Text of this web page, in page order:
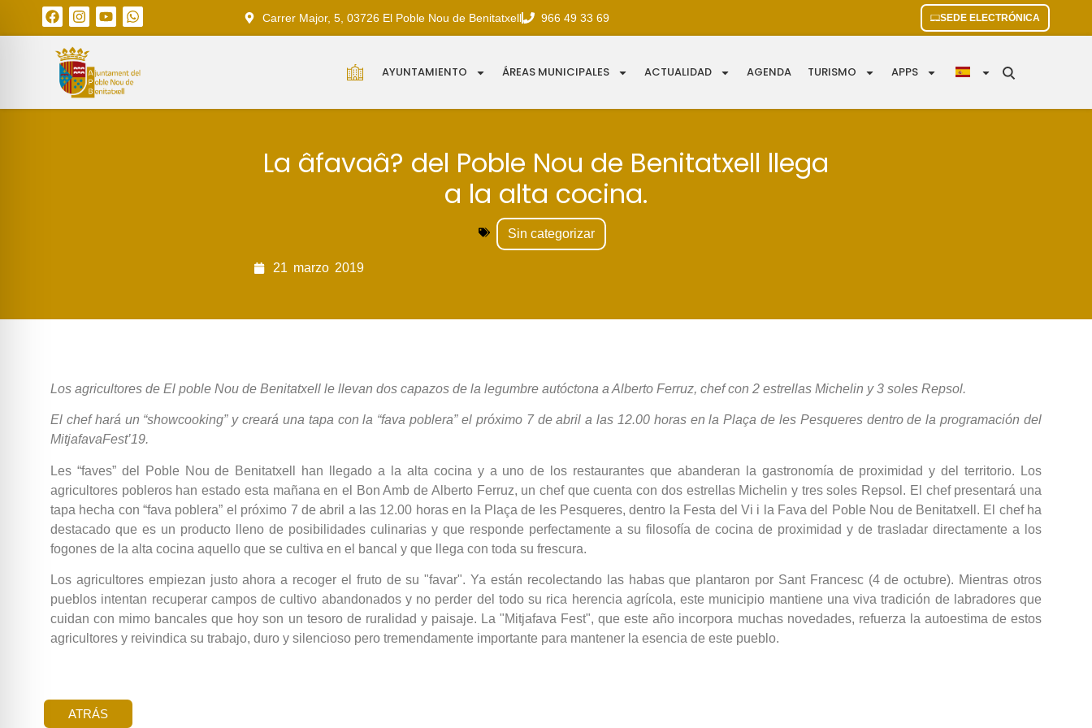
Carrer Major, 5, 03726 El Poble Nou de Benitatxell 966 49 33 69 SEDE ELECTRÓNICA
AYUNTAMIENTO ÁREAS MUNICIPALES ACTUALIDAD AGENDA TURISMO APPS
La âfavaâ? del Poble Nou de Benitatxell llega
a la alta cocina.
Sin categorizar
21 marzo 2019
Los agricultores de El poble Nou de Benitatxell le llevan dos capazos de la legumbre autóctona a Alberto Ferruz, chef con 2 estrellas Michelin y 3 soles Repsol.
El chef hará un “showcooking” y creará una tapa con la “fava poblera” el próximo 7 de abril a las 12.00 horas en la Plaça de les Pesqueres dentro de la programación del
MitjafavaFest’19.
Les “faves” del Poble Nou de Benitatxell han llegado a la alta cocina y a uno de los restaurantes que abanderan la gastronomía de proximidad y del territorio. Los
agricultores pobleros han estado esta mañana en el Bon Amb de Alberto Ferruz, un chef que cuenta con dos estrellas Michelin y tres soles Repsol. El chef presentará una
tapa hecha con “fava poblera” el próximo 7 de abril a las 12.00 horas en la Plaça de les Pesqueres, dentro la Festa del Vi i la Fava del Poble Nou de Benitatxell. El chef ha
destacado que es un producto lleno de posibilidades culinarias y que responde perfectamente a su filosofía de cocina de proximidad y de trasladar directamente a los
fogones de la alta cocina aquello que se cultiva en el bancal y que llega con toda su frescura.
Los agricultores empiezan justo ahora a recoger el fruto de su "favar". Ya están recolectando las habas que plantaron por Sant Francesc (4 de octubre). Mientras otros
pueblos intentan recuperar campos de cultivo abandonados y no perder del todo su rica herencia agrícola, este municipio mantiene una viva tradición de labradores que
cuidan con mimo bancales que hoy son un tesoro de ruralidad y paisaje. La "Mitjafava Fest", que este año incorpora muchas novedades, refuerza la autoestima de estos
agricultores y reivindica su trabajo, duro y silencioso pero tremendamente importante para mantener la esencia de este pueblo.
ATRÁS